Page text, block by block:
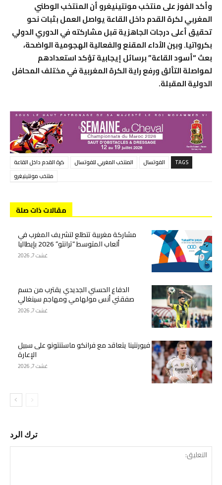
وأكد الفوز على منتخب مونتينيغرو أن المنتخب الوطني
المغربي لكرة القدم داخل القاعة يواصل العمل بثبات نحو
تحقيق أعلى درجات الجاهزية قبل مشاركته في الدوري الدولي
بكرواتيا. وبين الأداء المقنع والفعالية الهجومية الواضحة،
بعث “أسود القاعة” برسائل إيجابية تؤكد استعدادهم
لمواصلة التألق ورفع راية الكرة المغربية في مختلف المحافل
الدولية المقبلة.
TAGS الفوتسال المنتخب المغربي للفوتسال
كرة القدم داخل القاعة
منتخب مونتينيغرو
مقالات ذات صلة
مشاركة مغربية تتطلع لتشريف المغرب في
ألعاب المتوسط “ترانتو” 2026 بإيطاليا
غشت 7, 2026
الدفاع الحسني الجديدي يقترب من حسم
صفقتي أنس مولهامي ومهاجم سينغالي
غشت 7, 2026
فيورنتينا يتعاقد مع فرانكو ماستنتونو على سبيل
الإعارة
غشت 7, 2026
ترك الرد